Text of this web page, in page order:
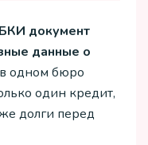
документ
данные о
одном бюро
один кредит,
долги перед